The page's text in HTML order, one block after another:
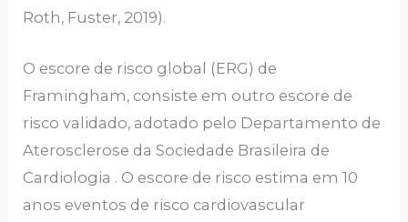
Roth, Fuster, 2019).
O escore de risco global (ERG) de
Framingham, consiste em outro escore de
risco validado, adotado pelo Departamento de
Aterosclerose da Sociedade Brasileira de
Cardiologia . O escore de risco estima em 10
anos eventos de risco cardiovascular